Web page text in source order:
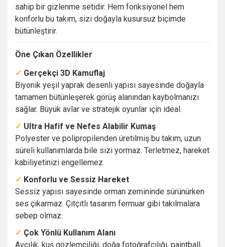
sahip bir gizlenme setidir. Hem fonksiyonel hem
konforlu bu takım, sizi doğayla kusursuz biçimde
bütünleştirir.
Öne Çıkan Özellikler
✓ Gerçekçi 3D Kamuflaj
Biyonik yeşil yaprak desenli yapısı sayesinde doğayla
tamamen bütünleşerek görüş alanından kaybolmanızı
sağlar. Büyük avlar ve stratejik oyunlar için ideal.
✓ Ultra Hafif ve Nefes Alabilir Kumaş
Polyester ve polipropilenden üretilmiş bu takım, uzun
süreli kullanımlarda bile sizi yormaz. Terletmez, hareket
kabiliyetinizi engellemez.
✓ Konforlu ve Sessiz Hareket
Sessiz yapısı sayesinde orman zemininde sürünürken
ses çıkarmaz. Çıtçıtlı tasarım fermuar gibi takılmalara
sebep olmaz.
✓ Çok Yönlü Kullanım Alanı
Avcılık, kuş gözlemciliği, doğa fotoğrafçılığı, paintball,